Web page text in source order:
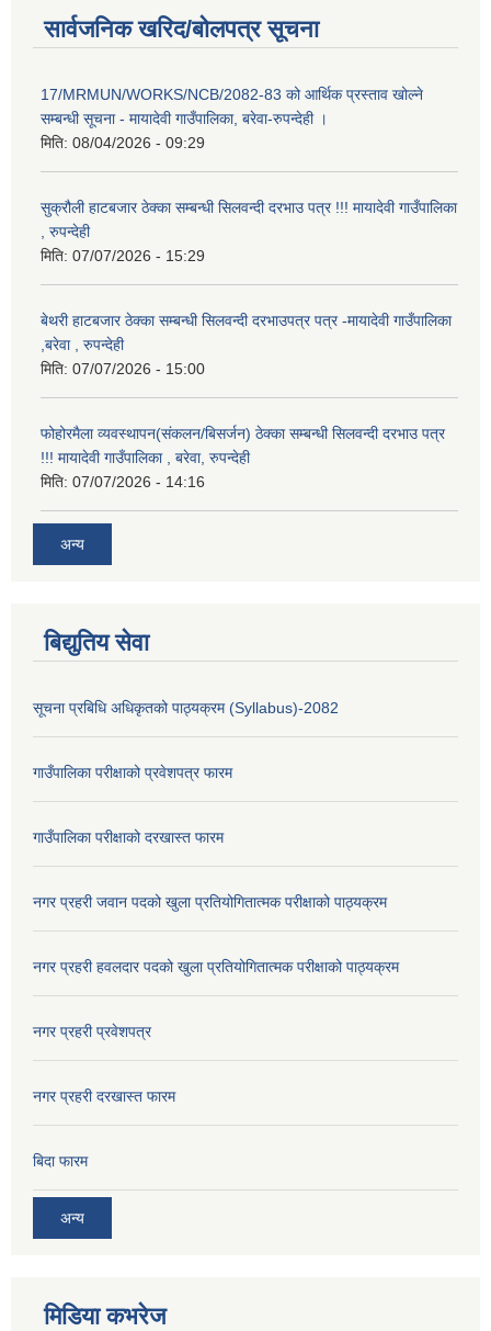
सार्वजनिक खरिद/बोलपत्र सूचना
17/MRMUN/WORKS/NCB/2082-83 को आर्थिक प्रस्ताव खोल्ने
सम्बन्धी सूचना - मायादेवी गाउँपालिका, बरेवा-रुपन्देही ।
मिति: 08/04/2026 - 09:29
सुक्रौली हाटबजार ठेक्का सम्बन्धी सिलवन्दी दरभाउ पत्र !!! मायादेवी गाउँपालिका
, रुपन्देही
मिति: 07/07/2026 - 15:29
बेथरी हाटबजार ठेक्का सम्बन्धी सिलवन्दी दरभाउपत्र पत्र -मायादेवी गाउँपालिका
,बरेवा , रुपन्देही
मिति: 07/07/2026 - 15:00
फोहोरमैला व्यवस्थापन(संकलन/बिसर्जन) ठेक्का सम्बन्धी सिलवन्दी दरभाउ पत्र
!!! मायादेवी गाउँपालिका , बरेवा, रुपन्देही
मिति: 07/07/2026 - 14:16
अन्य
बिद्युतिय सेवा
सूचना प्रबिधि अधिकृतको पाठ्यक्रम (Syllabus)-2082
गाउँपालिका परीक्षाको प्रवेशपत्र फारम
गाउँपालिका परीक्षाको दरखास्त फारम
नगर प्रहरी जवान पदको खुला प्रतियोगितात्मक परीक्षाको पाठ्यक्रम
नगर प्रहरी हवलदार पदको खुला प्रतियोगितात्मक परीक्षाको पाठ्यक्रम
नगर प्रहरी प्रवेशपत्र
नगर प्रहरी दरखास्त फारम
बिदा फारम
अन्य
मिडिया कभरेज